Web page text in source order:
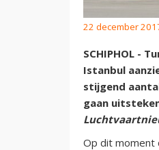
22 december
SCHIPHOL -
Istanbul
stijgend
gaan
Op dit moment